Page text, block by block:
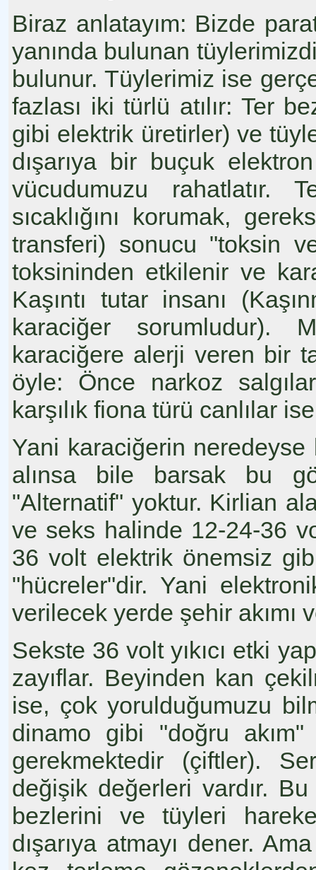
Biraz anlatayım: Bizde
yanında bulunan
bulunur. Tüylerimiz ise
fazlası iki türlü atılır: Ter
gibi elektrik üretirler) ve
dışarıya bir buçuk
vücudumuzu rahatlatır.
sıcaklığını korumak,
transferi) sonucu "toksin
toksininden etkilenir ve
Kaşıntı tutar insanı
karaciğer sorumludur).
karaciğere alerji veren bir
öyle: Önce narkoz
karşılık fiona türü canlılar
Yani karaciğerin
alınsa bile barsak bu
"Alternatif" yoktur. Kirlian
ve seks halinde 12-24-36
36 volt elektrik önemsiz
"hücreler"dir. Yani
verilecek yerde şehir akımı
Sekste 36 volt yıkıcı etki
zayıflar. Beyinden kan
ise, çok yorulduğumuzu
dinamo gibi "doğru
gerekmektedir (çiftler).
değişik değerleri vardır.
bezlerini ve tüyleri
dışarıya atmayı dener.